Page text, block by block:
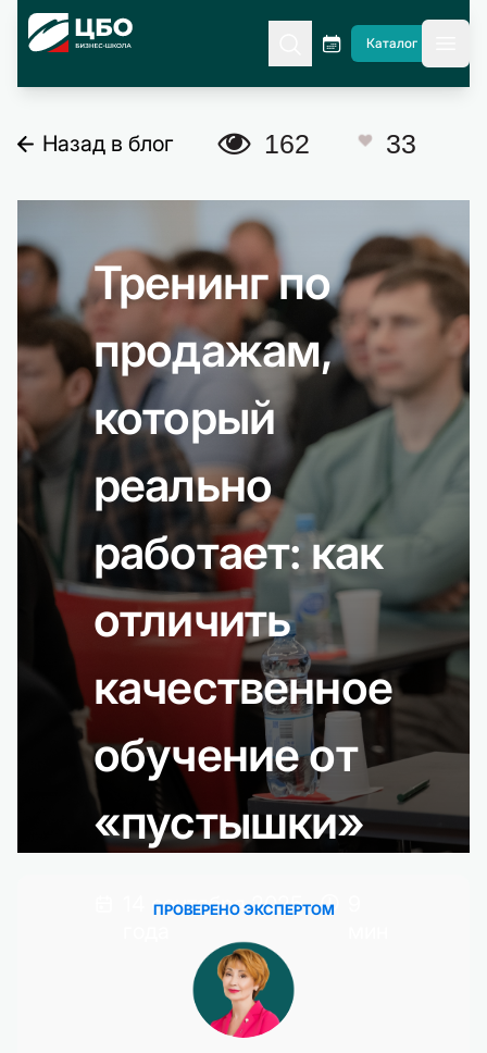
CBO
Каталог
Назад в блог A 162 C 33
Тренинг по
продажам,
который
реально
работает: как
отличить
качественное
обучение от
«пустышки»
14 сентября 2025
ПРОВЕРЕНО ЭКСПЕРТОМ